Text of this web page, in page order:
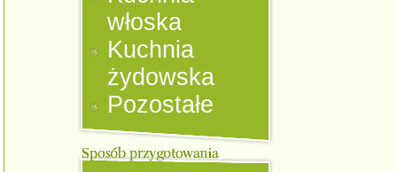
włoska
Kuchnia
żydowska
Pozostałe